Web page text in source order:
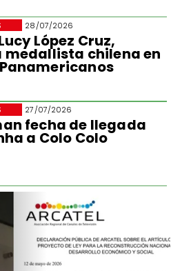
28/07/2026
López Cruz,
medallista chilena en
27/07/2026
fecha de llegada
a Colo Colo